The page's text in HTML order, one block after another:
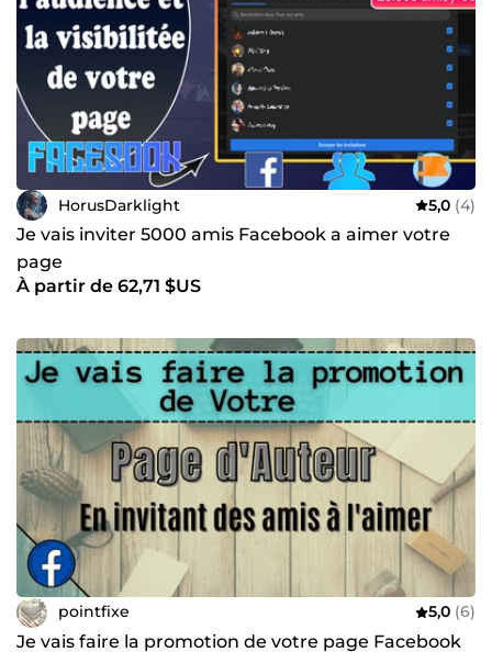
HorusDarklight 5,0 (4)
Je vais inviter 5000 amis Facebook a aimer votre
page
À partir de 62,71 $US
pointfixe 5,0 (6)
Je vais faire la promotion de votre page Facebook